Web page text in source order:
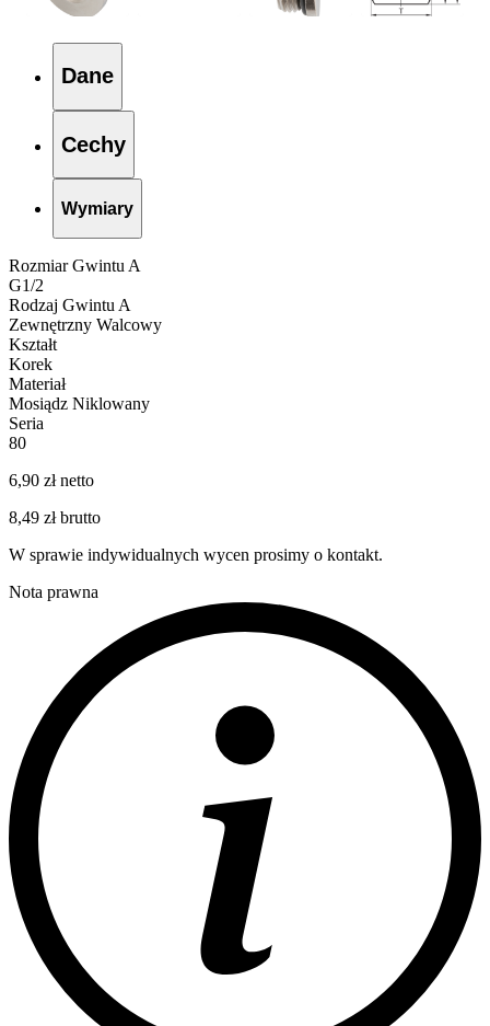
Dane
Cechy
Wymiary
Rozmiar Gwintu A
G1/2
Rodzaj Gwintu A
Zewnętrzny Walcowy
Kształt
Korek
Materiał
Mosiądz Niklowany
Seria
80
6,90 zł netto
8,49 zł brutto
W sprawie indywidualnych wycen prosimy o kontakt.
Nota prawna